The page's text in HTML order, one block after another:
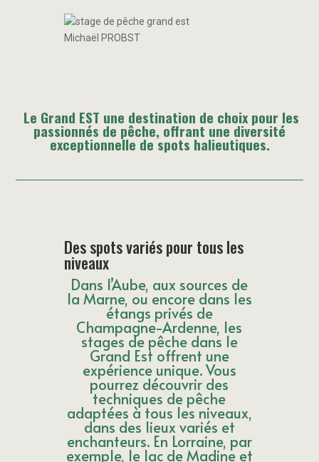
Michaël PROBST
Le Grand EST une destination de choix pour les
passionnés de pêche, offrant une diversité
exceptionnellede spots halieutiques.
Des spots variés pour tous les
niveaux
Dans l’Aube, aux sources de
la Marne, ou encore dans les
étangs privés de
Champagne-Ardenne, les
stages de pêche dans le
Grand Est offrent une
expérience unique. Vous
pourrez découvrir des
techniques de pêche
adaptées à tous les niveaux,
dans des lieux variés et
enchanteurs. En Lorraine, par
exemple, le lac de Madine et